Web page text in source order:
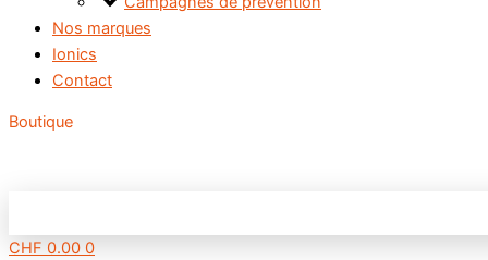
Nos marques
Ionics
Contact
Boutique
CHF 0.00 0